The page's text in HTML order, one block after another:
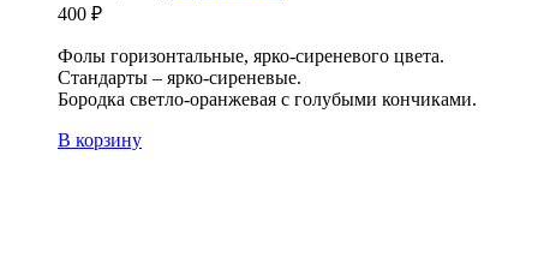
400 ₽
Фолы горизонтальные, ярко-сиреневого цвета.
Стандарты – ярко-сиреневые.
Бородка светло-оранжевая с голубыми кончиками.
В корзину